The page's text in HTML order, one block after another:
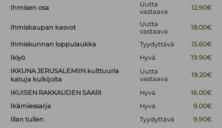
Ihmisen osa
Uutta
vastaava
12.90€
Ihmiskaupan kasvot
Uutta
vastaava
18.00€
Ihmiskunnan loppulaukka Tyydyttävä
15.60€
Ikiyö
Hyvä
19.90€
IKKUNA JERUSALEMIIN kulttuuria
katuja kulkijoita
Uutta
vastaava
19.20€
IKUISEN RAKKAUDEN SAARI Hyvä
16.00€
Ikämiessarja
Hyvä
9.00€
Illan tullen
Tyydyttävä 9.90€